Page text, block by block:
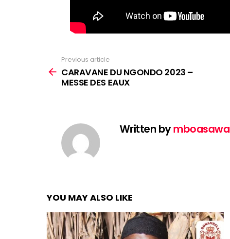
more
Previous article
CARAVANE DU NGONDO 2023 –
MESSE DES EAUX
Written bymboasawa
YOU MAY ALSO LIKE